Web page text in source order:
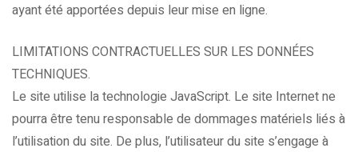
ayant été apportées depuis leur mise en ligne.
LIMITATIONS CONTRACTUELLES SUR LES DONNÉES
TECHNIQUES.
Le site utilise la technologie JavaScript. Le site Internet ne
pourra être tenu responsable de dommages matériels liés à
l’utilisation du site. De plus, l’utilisateur du site s’engage à